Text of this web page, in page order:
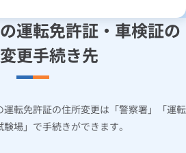
運転免許証・車検証の
更手続き先
転免許証の住所変更は「警察署」「運転
場」で手続きができます。